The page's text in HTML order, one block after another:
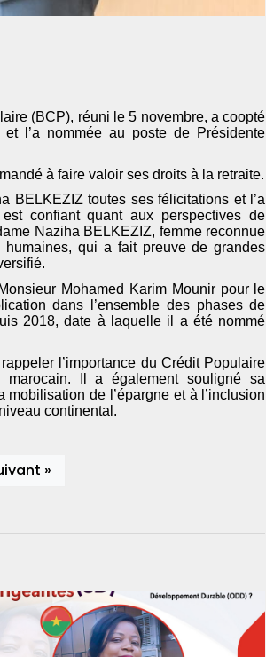
(BCP), réuni le 5 novembre, a coopté
et l’a nommée au poste de Présidente
à faire valoir ses droits à la retraite.
BELKEZIZ toutes ses félicitations et l’a
confiant quant aux perspectives de
Naziha BELKEZIZ, femme reconnue
qui a fait preuve de grandes
Mohamed Karim Mounir pour le
dans l’ensemble des phases de
2018, date à laquelle il a été nommé
l’importance du Crédit Populaire
Il a également souligné sa
de l’épargne et à l’inclusion
continental.
»